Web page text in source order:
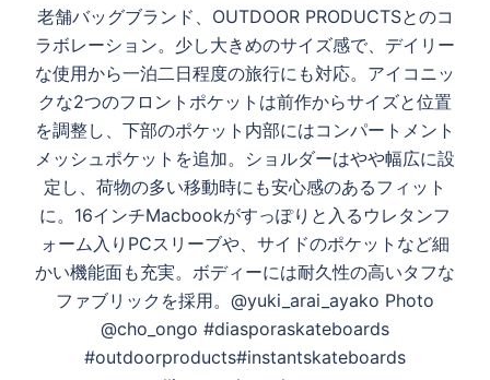
老舗バッグブランド、OUTDOOR PRODUCTSとのコ
ラボレーション。少し大きめのサイズ感で、デイリー
な使用から一泊二日程度の旅行にも対応。アイコニッ
クな2つのフロントポケットは前作からサイズと位置
を調整し、下部のポケット内部にはコンパートメント
メッシュポケットを追加。ショルダーはやや幅広に設
定し、荷物の多い移動時にも安心感のあるフィット
に。16インチMacbookがすっぽりと入るウレタンフ
ォーム入りPCスリーブや、サイドのポケットなど細
かい機能面も充実。ボディーには耐久性の高いタフな
ファブリックを採用。@yuki_arai_ayako Photo
@cho_ongo #diasporaskateboards
#outdoorproducts#instantskateboards